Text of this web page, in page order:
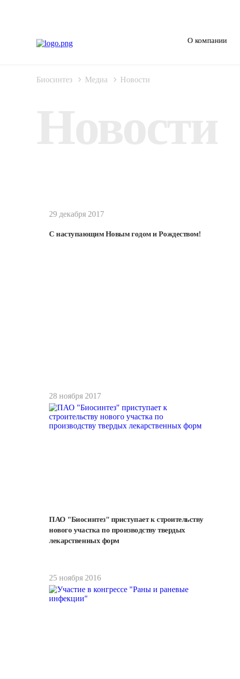
О компании
Биосинтез Медиа Новости
29 декабря 2017
С наступающим Новым годом и Рождеством!
28 ноября 2017
ПАО "Биосинтез" приступает к строительству
нового участка по производству твердых
лекарственных форм
Подробнее
25 ноября 2016